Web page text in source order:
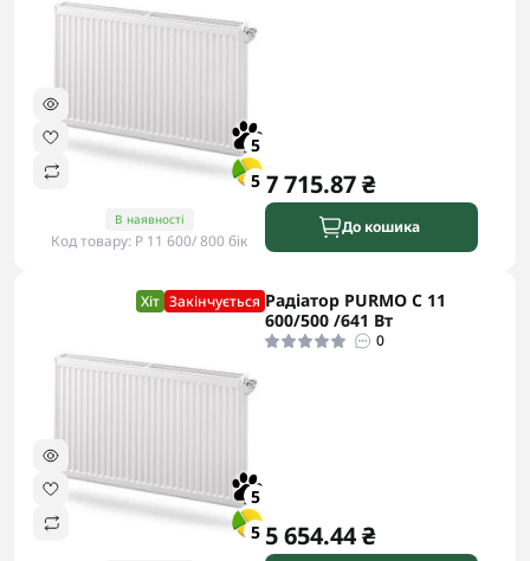
5
5
В наявності
Код товару: P 11 600/ 800 бік
7 715.87 ₴
До кошика
Хіт Закінчується
5
5
Радіатор PURMO C 11
600/500 /641 Вт
0
5 654.44 ₴